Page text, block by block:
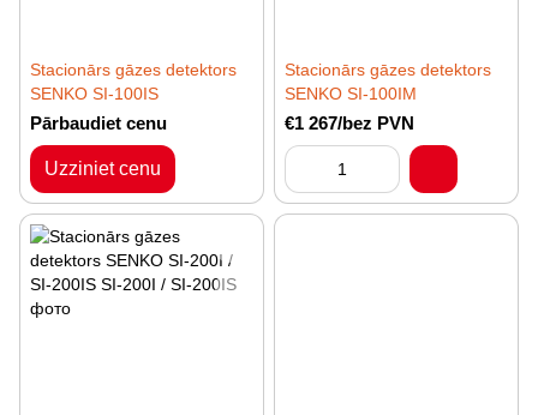
Stacionārs gāzes detektors
SENKO SI-100IS
Pārbaudiet cenu
Uzziniet cenu
Stacionārs gāzes detektors
SENKO SI-100IM
€1 267/bez PVN